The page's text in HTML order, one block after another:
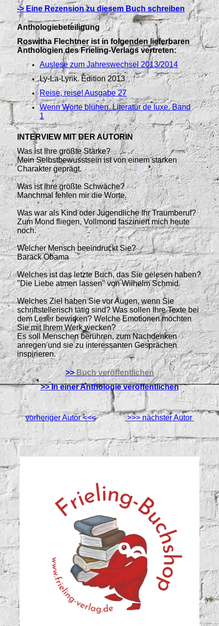
-> Eine Rezension zu diesem Buch schreiben
Anthologiebeteiligung
Roswitha Flechtner ist in folgenden lieferbaren
Anthologien des Frieling-Verlags vertreten:
Auslese zum Jahreswechsel 2013/2014
Ly-La-Lyrik. Edition 2013
Reise, reise! Ausgabe 27
Wenn Worte blühen. Literatur de luxe. Band
1
INTERVIEW MIT DER AUTORIN
Was ist Ihre größte Stärke?
Mein Selbstbewusstsein ist von einem starken
Charakter geprägt.
Was ist Ihre größte Schwäche?
Manchmal fehlen mir die Worte.
Was war als Kind oder Jugendliche Ihr Traumberuf?
Zum Mond fliegen, Vollmond fasziniert mich heute
noch.
Welcher Mensch beeindruckt Sie?
Barack Obama
Welches ist das letzte Buch, das Sie gelesen haben?
"Die Liebe atmen lassen" von Wilhelm Schmid
Welches Ziel haben Sie vor Augen, wenn Sie
schriftstellerisch tätig sind? Was sollen Ihre Texte bei
dem Leser bewirken? Welche Emotionen möchten
Sie mit Ihrem Werk wecken?
Es soll Menschen berühren, zum Nachdenken
anregen und sie zu interessanten Gesprächen
inspirieren.
>>Buch veröffentlichen
>> In einer Anthologie veröffentlichen
vorheriger Autor <<< >>> nächster Autor